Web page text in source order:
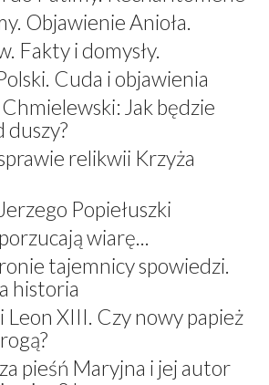
Objawienie Anioła.
Fakty i domysły.
Cuda i objawienia
Jak będzie
duszy?
relikwii Krzyża
Popiełuszki
wiarę...
tajemnicy spowiedzi.
historia
Leon XIII. Czy nowy papież
pieśń Maryjna i jej autor